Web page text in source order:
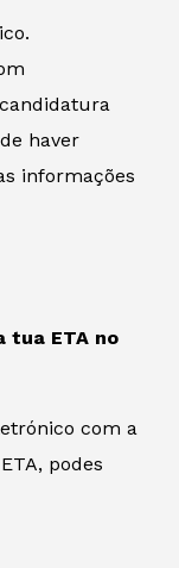
haver
informações
tua ETA no
com a
podes